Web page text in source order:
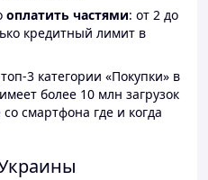
оплатить частями: от 2 до
кредитный лимит в
3 категории «Покупки» в
более 10 млн загрузок
смартфона где и когда